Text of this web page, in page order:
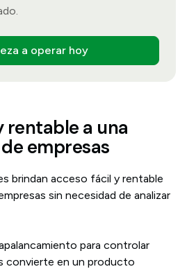
a operar hoy
rentable a una
empresas
brindan acceso fácil y rentable
sin necesidad de analizar
para controlar
convierte en un producto